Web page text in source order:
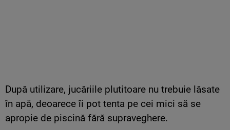
După utilizare, jucăriile plutitoare nu trebuie lăsate
în apă, deoarece îi pot tenta pe cei mici să se
apropie de piscină fără supraveghere.